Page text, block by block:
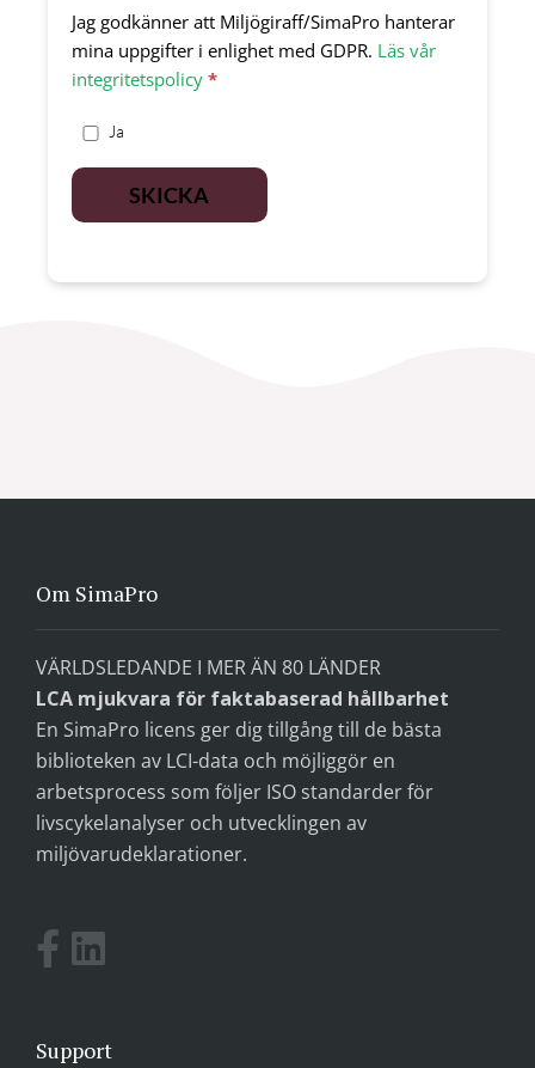
Jag godkänner att Miljögiraff/SimaPro hanterar
mina uppgifter i enlighet med GDPR. Läs vår
integritetspolicy *
Ja
Om SimaPro
VÄRLDSLEDANDE I MER ÄN 80 LÄNDER
LCA mjukvara för faktabaserad hållbarhet
En SimaPro licens ger dig tillgång till de bästa
biblioteken av LCI-data och möjliggör en
arbetsprocess som följer ISO standarder för
livscykelanalyser och utvecklingen av
miljövarudeklarationer.
Support